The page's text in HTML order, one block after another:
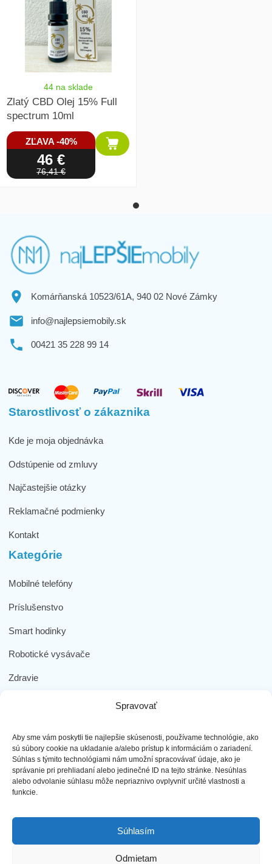
Spravovať
Aby sme vám poskytli tie najlepšie skúsenosti, používame technológie, ako
sú súbory cookie na ukladanie a/alebo prístup k informáciám o zariadení.
Súhlas s týmito technológiami nám umožní spracovávať údaje, ako je
správanie pri prehliadaní alebo jedinečné ID na tejto stránke. Nesúhlas
alebo odvolanie súhlasu môže nepriaznivo ovplyvniť určité vlastnosti a
funkcie.
Súhlasím
Odmietam
44 na sklade
Zlatý CBD Olej 15% Full
spectrum 10ml
ZĽAVA -40%
46 €
76,41 €
Komárňanská 10523/61A, 940 02 Nové Zámky
info@najlepsiemobily.sk
00421 35 228 99 14
Starostlivosť o zákaznika
Kde je moja objednávka
Odstúpenie od zmluvy
Najčastejšie otázky
Reklamačné podmienky
Kontakt
Kategórie
Mobilné telefóny
Príslušenstvo
Smart hodinky
Robotické vysávače
Zdravie
Dôležité odkazy
Obchodné podmienky
Ochrana osobných údajov
Doprava a platba
Reklamácia tovaru